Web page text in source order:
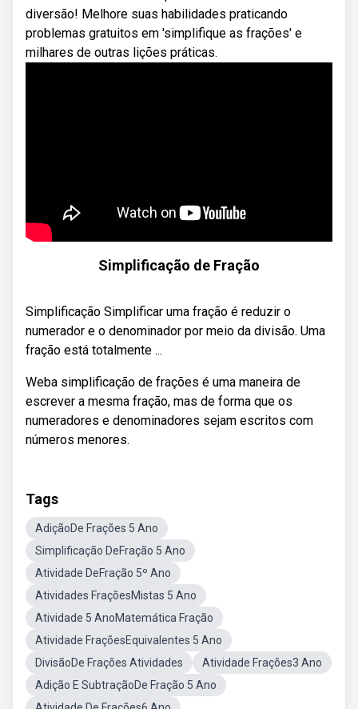
diversão! Melhore suas habilidades praticando
problemas gratuitos em 'simplifique as frações' e
milhares de outras lições práticas.
Simplificação de Fração
Simplificação Simplificar uma fração é reduzir o
numerador e o denominador por meio da divisão. Uma
fração está totalmente ...
Weba simplificação de frações é uma maneira de
escrever a mesma fração, mas de forma que os
numeradores e denominadores sejam escritos com
números menores.
Tags
AdiçãoDe Frações 5 Ano
Simplificação DeFração 5 Ano
Atividade DeFração 5º Ano
Atividades FraçõesMistas 5 Ano
Atividade 5 AnoMatemática Fração
Atividade FraçõesEquivalentes 5 Ano
DivisãoDe Frações Atividades
Atividade Frações3 Ano
Adição E SubtraçãoDe Fração 5 Ano